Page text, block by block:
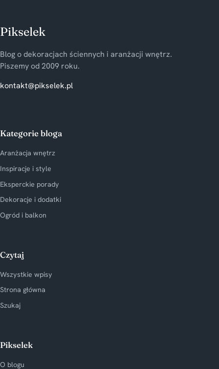
Pikselek
Blog o dekoracjach ściennych i aranżacji wnętrz.
Piszemy od 2009 roku.
kontakt@pikselek.pl
Kategorie bloga
Aranżacja wnętrz
Inspiracje i style
Eksperckie porady
Dekoracje i dodatki
Ogród i balkon
Czytaj
Wszystkie wpisy
Strona główna
Szukaj
Pikselek
O blogu